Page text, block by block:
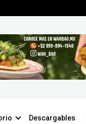
Descargables